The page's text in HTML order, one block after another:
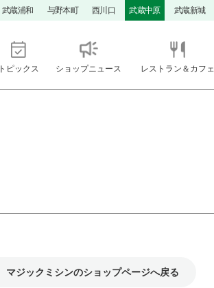
武蔵浦和 与野本町 西川口 武蔵中原 武蔵新城
トピックス ショップニュース レストラン＆カフェ
マジックミシンのショップページへ戻る